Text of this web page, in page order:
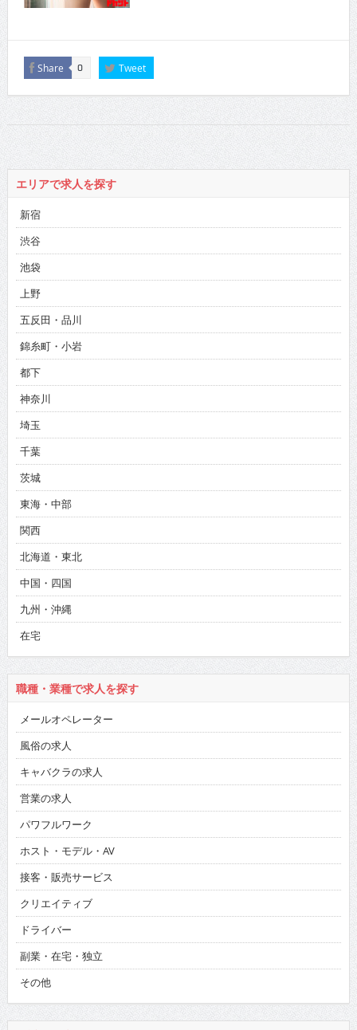
Share 0 Tweet
エリアで求人を探す
新宿
渋谷
池袋
上野
五反田・品川
錦糸町・小岩
都下
神奈川
埼玉
千葉
茨城
東海・中部
関西
北海道・東北
中国・四国
九州・沖縄
在宅
職種・業種で求人を探す
メールオペレーター
風俗の求人
キャバクラの求人
営業の求人
パワフルワーク
ホスト・モデル・AV
接客・販売サービス
クリエイティブ
ドライバー
副業・在宅・独立
その他